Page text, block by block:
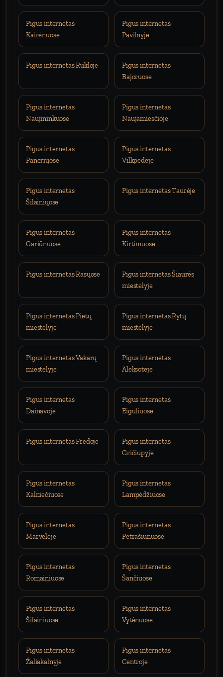
Pigus internetas
Kairėnuose
Pigus internetas
Pavilnyje
Pigus internetas Rukloje
Pigus internetas
Bajoruose
Pigus internetas
Naujininkuose
Pigus internetas
Naujamiesčioje
Pigus internetas
Paneriųose
Pigus internetas
Vilkpėdėje
Pigus internetas
Šilainiųose
Pigus internetas Taurėje
Pigus internetas
Gariūnuose
Pigus internetas
Kirtimuose
Pigus internetas Rasųose
Pigus internetas Šiaurės
miestelyje
Pigus internetas Pietų
miestelyje
Pigus internetas Rytų
miestelyje
Pigus internetas Vakarų
miestelyje
Pigus internetas
Aleksoteje
Pigus internetas
Dainavoje
Pigus internetas
Eiguliuose
Pigus internetas Fredoje
Pigus internetas
Gričiupyje
Pigus internetas
Kalniečiuose
Pigus internetas
Lampėdžiuose
Pigus internetas
Marvelėje
Pigus internetas
Petrašiūnuose
Pigus internetas
Romainiuose
Pigus internetas
Šančiuose
Pigus internetas
Šilainiuose
Pigus internetas
Vytėnuose
Pigus internetas
Žaliakalnyje
Pigus internetas
Centroje